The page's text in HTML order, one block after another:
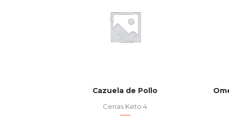
Cazuela de Pollo
Cenas Keto 4